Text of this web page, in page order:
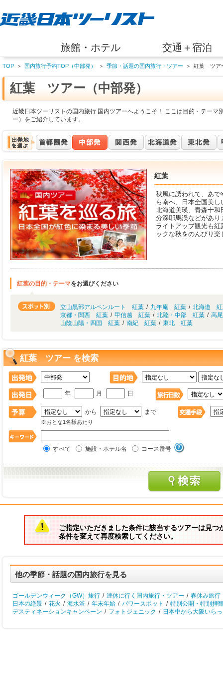
旅館・ホテル 交通＋宿泊
TOP ＞ 国内旅行予約TOP（中部発） ＞ 季節・話題の国内旅行・ツアー ＞ 紅葉 ツア
紅葉 ツアー（中部発）
近畿日本ツーリストの国内旅行 国内ツアーへようこそ！ ここは目的・テー
ー）をご紹介しています。
紅葉
秋風に誘われて、あ
ら南へ、日本全国美
北海道美瑛、青森十
分深耶馬渓などがあ
ライトアップ観光も
ックな秋をのんびり
紅葉の目的・テーマをお選びください
立山黒部アルペンルート 紅葉 / 九年庵 紅葉 / 北海道 紅
京都・関西 紅葉 / 甲信越 紅葉 / 北陸・中部 紅葉 / 高
山陰山陽・四国 紅葉 / 南紀 紅葉 / 東北 紅葉
紅葉 ツアー を検索
年 月 日
から まで
※おとな1名様あたり
すべて 施設・ホテル名 コース番号
ご指定いただきました条件に該当するツアーは見つ
条件を変えて再度検索してください。
他の季節・話題の国内旅行を見る
ゴールデンウィーク（GW）旅行 / 連休に行く国内旅行・ツアー / 春休み旅行
日本の絶景 / 花火 / 海水浴 / 年末年始 / パワースポット / 特別公開・特別拝
デスティネーションキャンペーン / フォトジェニック / 日本中から大阪いら